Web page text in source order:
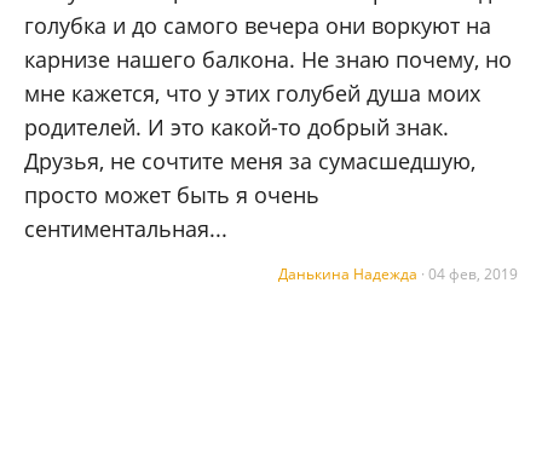
голубка и до самого вечера они воркуют на
карнизе нашего балкона. Не знаю почему, но
мне кажется, что у этих голубей душа моих
родителей. И это какой-то добрый знак.
Друзья, не сочтите меня за сумасшедшую,
просто может быть я очень
сентиментальная...
Данькина Надежда · 04 фев, 2019